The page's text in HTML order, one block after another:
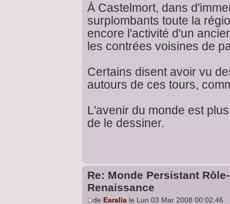
À Castelmort, dans
surplombants toute la
encore l'activité d'un
les contrées voisines de
Certains disent avoir vu
autours de ces tours,
L'avenir du monde est
de le dessiner.
Re: Monde Persistant
Renaissance
de Earalia le Lun 03 Mar 2008 00:02:46